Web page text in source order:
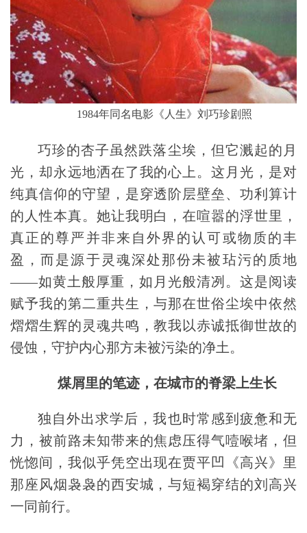
1984年同名电影《人生》刘巧珍剧照
巧珍的杏子虽然跌落尘埃，但它溅起的月
光，却永远地洒在了我的心上。这月光，是对
纯真信仰的守望，是穿透阶层壁垒、功利算计
的人性本真。她让我明白，在喧嚣的浮世里，
真正的尊严并非来自外界的认可或物质的丰
盈，而是源于灵魂深处那份未被玷污的质地
——如黄土般厚重，如月光般清冽。这是阅读
赋予我的第二重共生 ，与那在世俗尘埃中依然
熠熠生辉的灵魂共鸣，教我以赤诚抵御世故的
侵蚀，守护内心那方未被污染的净土。
煤屑里的笔迹，在城市的脊梁上生长
独自外出求学后，我也时常感到疲惫和无
力，被前路未知带来的焦虑压得气噎喉堵，但
恍惚间，我似乎凭空出现在贾平凹《高兴》里
那座风烟袅袅的西安城，与短褐穿结的刘高兴
一同前行。